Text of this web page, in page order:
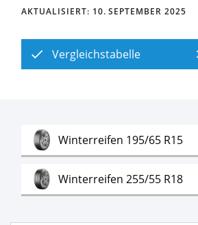
AKTUALISIERT: 10. SEPTEMBER 2025
Vergleichstabelle
Winterreifen 195/65 R15Test
Winterreifen 255/55 R18Test